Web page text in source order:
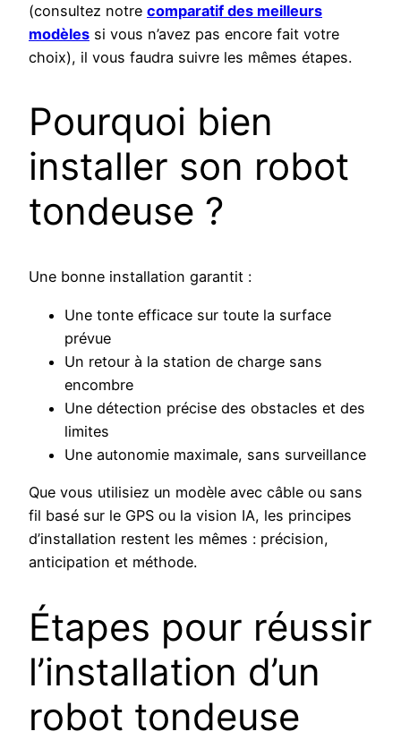
(consultez notre comparatif des meilleurs
modèles si vous n’avez pas encore fait votre
choix), il vous faudra suivre les mêmes étapes.
Pourquoi bien
installer son robot
tondeuse ?
Une bonne installation garantit :
Une tonte efficace sur toute la surface
prévue
Un retour à la station de charge sans
encombre
Une détection précise des obstacles et des
limites
Une autonomie maximale, sans surveillance
Que vous utilisiez un modèle avec câble ou sans
fil basé sur le GPS ou la vision IA, les principes
d’installation restent les mêmes : précision,
anticipation et méthode.
Étapes pour réussir
l’installation d’un
robot tondeuse